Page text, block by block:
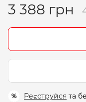
3 388 грн
% Реєструйся та